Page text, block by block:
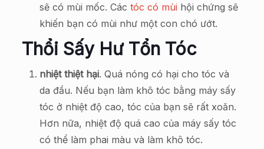
sẽ có mùi mốc. Các tóc có mùi hội chứng sẽ
khiến bạn có mùi như một con chó ướt.
Thổi Sấy Hư Tổn Tóc
nhiệt thiệt hại. Quá nóng có hại cho tóc và
da đầu. Nếu bạn làm khô tóc bằng máy sấy
tóc ở nhiệt độ cao, tóc của bạn sẽ rất xoăn.
Hơn nữa, nhiệt độ quá cao của máy sấy tóc
có thể làm phai màu và làm khô tóc.